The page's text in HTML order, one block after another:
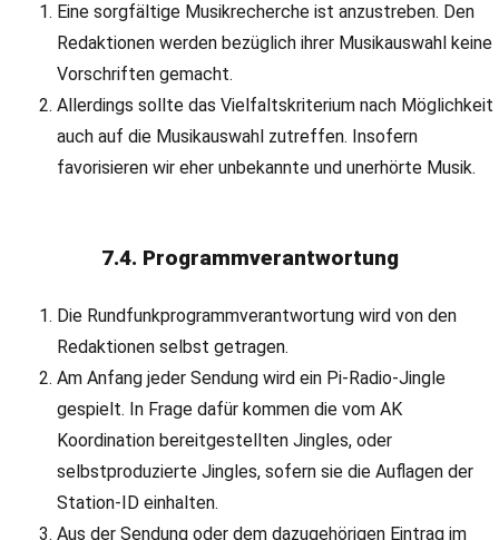
Eine sorgfältige Musikrecherche ist anzustreben. Den
Redaktionen werden bezüglich ihrer Musikauswahl keine
Vorschriften gemacht.
Allerdings sollte das Vielfaltskriterium nach Möglichkeit
auch auf die Musikauswahl zutreffen. Insofern
favorisieren wir eher unbekannte und unerhörte Musik.
7.4. Programmverantwortung
Die Rundfunkprogrammverantwortung wird von den
Redaktionen selbst getragen.
Am Anfang jeder Sendung wird ein Pi-Radio-Jingle
gespielt. In Frage dafür kommen die vom AK
Koordination bereitgestellten Jingles, oder
selbstproduzierte Jingles, sofern sie die Auflagen der
Station-ID einhalten.
Aus der Sendung oder dem dazugehörigen Eintrag im